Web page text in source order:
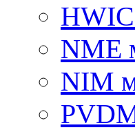
NME
NIM